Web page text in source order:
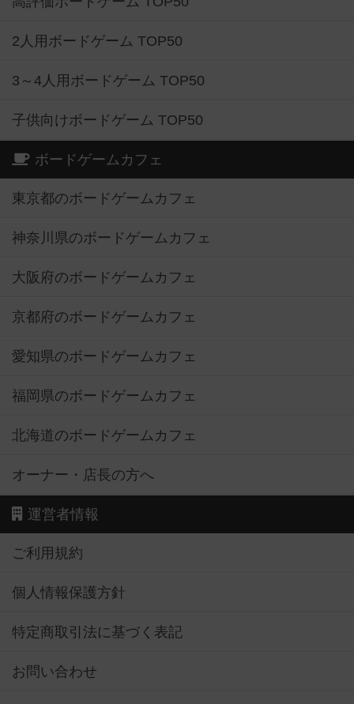
2人用ボードゲーム TOP50
3～4人用ボードゲーム TOP50
子供向けボードゲーム TOP50
ボードゲームカフェ
東京都のボードゲームカフェ
神奈川県のボードゲームカフェ
大阪府のボードゲームカフェ
京都府のボードゲームカフェ
愛知県のボードゲームカフェ
福岡県のボードゲームカフェ
北海道のボードゲームカフェ
オーナー・店長の方へ
運営者情報
ご利用規約
個人情報保護方針
特定商取引法に基づく表記
お問い合わせ